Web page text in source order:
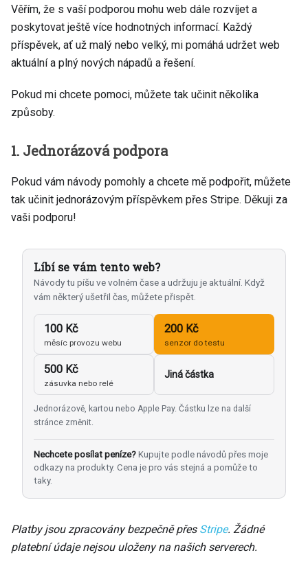
Věřím, že s vaší podporou mohu web dále rozvíjet a
poskytovat ještě více hodnotných informací. Každý
příspěvek, ať už malý nebo velký, mi pomáhá udržet web
aktuální a plný nových nápadů a řešení.
Pokud mi chcete pomoci, můžete tak učinit několika
způsoby.
1. Jednorázová podpora
Pokud vám návody pomohly a chcete mě podpořit, můžete
tak učinit jednorázovým příspěvkem přes Stripe. Děkuji za
vaši podporu!
Líbí se vám tento web?
Návody tu píšu ve volném čase a udržuju je aktuální. Když
vám některý ušetřil čas, můžete přispět.
100 Kč
měsíc provozu webu
200 Kč
senzor do testu
500 Kč
zásuvka nebo relé
Jiná částka
Jednorázově, kartou nebo Apple Pay. Částku lze na další
stránce změnit.
Nechcete posílat peníze? Kupujte podle návodů přes moje
odkazy na produkty. Cena je pro vás stejná a pomůže to
taky.
Platby jsou zpracovány bezpečně přes Stripe. Žádné
platební údaje nejsou uloženy na našich serverech.